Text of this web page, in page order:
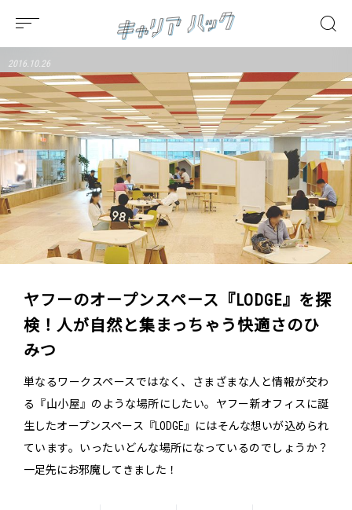
2016.10.26
ヤフーのオープンスペース『LODGE』を探
検！人が自然と集まっちゃう快適さのひ
みつ
単なるワークスペースではなく、さまざまな人と情報が交わ
る『山小屋』のような場所にしたい。ヤフー新オフィスに誕
生したオープンスペース『LODGE』にはそんな想いが込められ
ています。いったいどんな場所になっているのでしょうか？
一足先にお邪魔してきました！